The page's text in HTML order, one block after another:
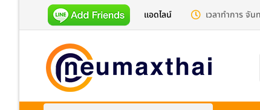
แอดไลน์ เวลาทำการ จั